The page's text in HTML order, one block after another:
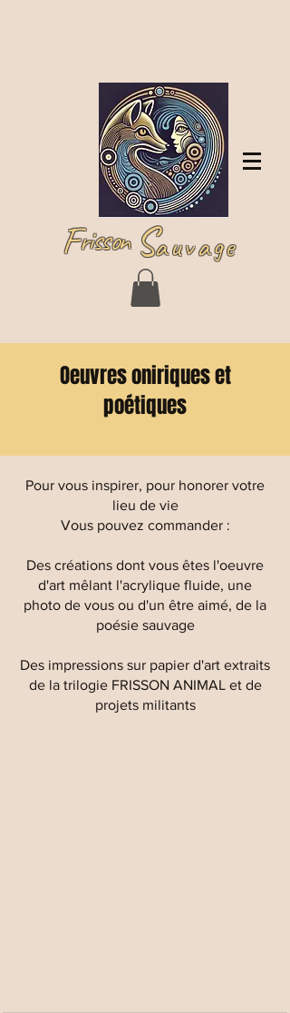
Frisson auvage
Se connecter
S
Oeuvres oniriques et
poétiques
Pour vous inspirer, pour honorer votre
lieu de vie
Vous pouvez commander :
Des créations dont vous êtes l'oeuvre
d'art mêlant l'acrylique fluide, une
photo de vous ou d'un être aimé, de la
poésie sauvage
Des impressions sur papier d'art extraits
de la trilogie FRISSON ANIMAL et de
projets militants